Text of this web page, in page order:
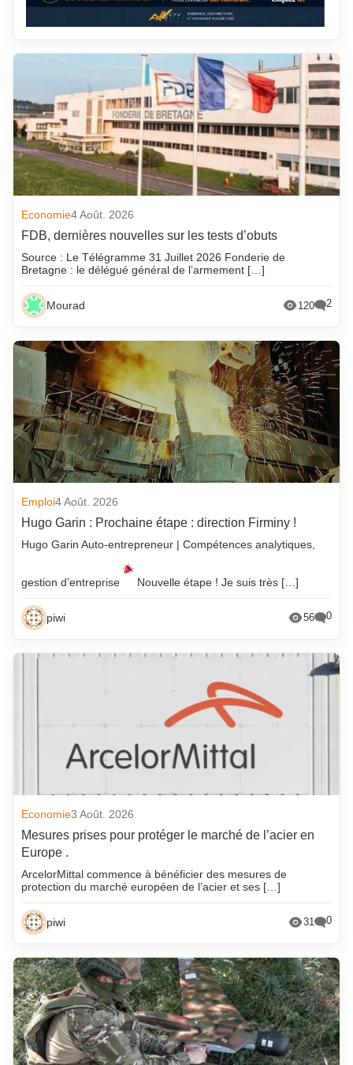
Economie4 Août. 2026
FDB, dernières nouvelles sur les tests d’obuts
Source : Le Télégramme 31 Juillet 2026 Fonderie de
Bretagne : le délégué général de l’armement […]
Mourad 120 2
Emploi4 Août. 2026
Hugo Garin : Prochaine étape : direction Firminy !
Hugo Garin Auto-entrepreneur | Compétences analytiques,
gestion d’entreprise Nouvelle étape ! Je suis très […]
piwi 56 0
Economie3 Août. 2026
Mesures prises pour protéger le marché de l’acier en
Europe .
ArcelorMittal commence à bénéficier des mesures de
protection du marché européen de l’acier et ses […]
piwi 31 0